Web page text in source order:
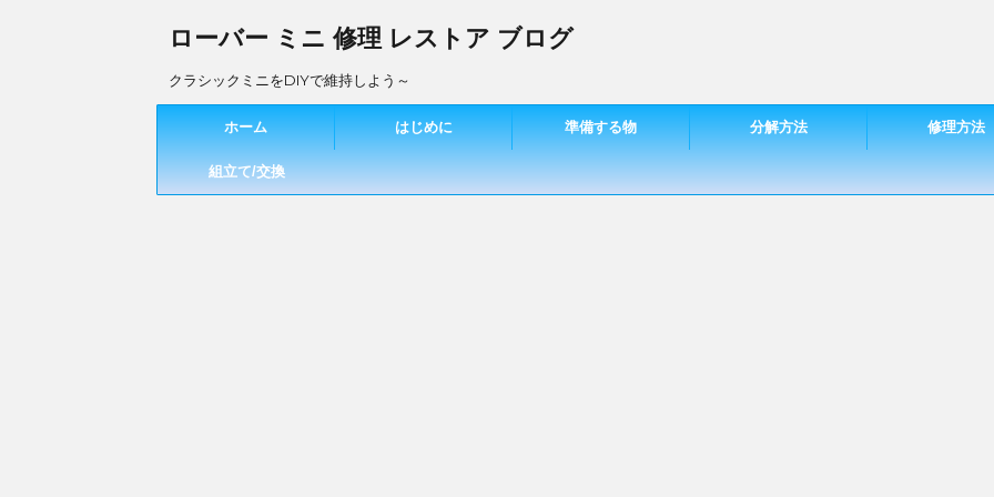
ローバー ミニ 修理 レストア ブログ
クラシックミニをDIYで維持しよう～
ホーム はじめに 準備する物 分解方法 修理方法
組立て/交換